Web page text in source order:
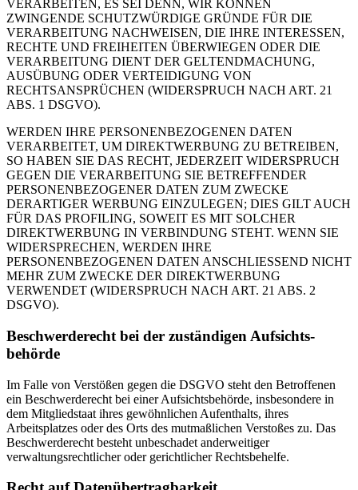
VERARBEITEN, ES SEI DENN, WIR KÖNNEN
ZWINGENDE SCHUTZWÜRDIGE GRÜNDE FÜR DIE
VERARBEITUNG NACHWEISEN, DIE IHRE INTERESSEN,
RECHTE UND FREIHEITEN ÜBERWIEGEN ODER DIE
VERARBEITUNG DIENT DER GELTENDMACHUNG,
AUSÜBUNG ODER VERTEIDIGUNG VON
RECHTSANSPRÜCHEN (WIDERSPRUCH NACH ART. 21
ABS. 1 DSGVO).
WERDEN IHRE PERSONENBEZOGENEN DATEN
VERARBEITET, UM DIREKTWERBUNG ZU BETREIBEN,
SO HABEN SIE DAS RECHT, JEDERZEIT WIDERSPRUCH
GEGEN DIE VERARBEITUNG SIE BETREFFENDER
PERSONENBEZOGENER DATEN ZUM ZWECKE
DERARTIGER WERBUNG EINZULEGEN; DIES GILT AUCH
FÜR DAS PROFILING, SOWEIT ES MIT SOLCHER
DIREKTWERBUNG IN VERBINDUNG STEHT. WENN SIE
WIDERSPRECHEN, WERDEN IHRE
PERSONENBEZOGENEN DATEN ANSCHLIESSEND NICHT
MEHR ZUM ZWECKE DER DIREKTWERBUNG
VERWENDET (WIDERSPRUCH NACH ART. 21 ABS. 2
DSGVO).
Beschwerde­recht bei der zuständigen Aufsichts­
behörde
Im Falle von Verstößen gegen die DSGVO steht den Betroffenen
ein Beschwerderecht bei einer Aufsichtsbehörde, insbesondere in
dem Mitgliedstaat ihres gewöhnlichen Aufenthalts, ihres
Arbeitsplatzes oder des Orts des mutmaßlichen Verstoßes zu. Das
Beschwerderecht besteht unbeschadet anderweitiger
verwaltungsrechtlicher oder gerichtlicher Rechtsbehelfe.